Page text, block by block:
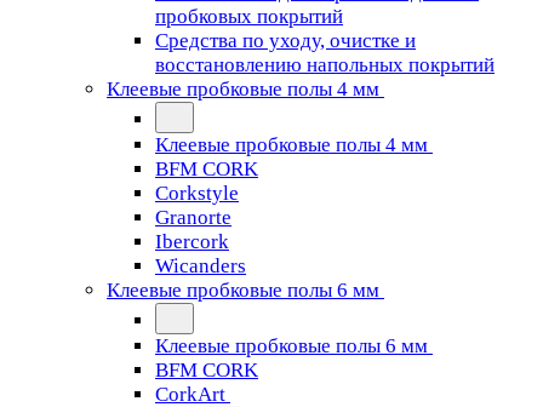
пробковых покрытий
Средства по уходу, очистке и
восстановлению напольных покрытий
Клеевые пробковые полы 4 мм
Клеевые пробковые полы 4 мм
BFM CORK
Corkstyle
Granorte
Ibercork
Wicanders
Клеевые пробковые полы 6 мм
Клеевые пробковые полы 6 мм
BFM CORK
CorkArt